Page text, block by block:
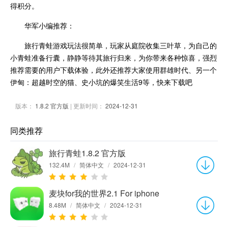
得积分。
华军小编推荐：
旅行青蛙游戏玩法很简单，玩家从庭院收集三叶草，为自己的
小青蛙准备行囊，静静等待其旅行归来，为你带来各种惊喜，强烈
推荐需要的用户下载体验，此外还推荐大家使用群雄时代、另一个
伊甸：超越时空的猫、史小坑的爆笑生活9等，快来下载吧
版本： 1.8.2 官方版 | 更新时间： 2024-12-31
同类推荐
旅行青蛙1.8.2 官方版
132.4M / 简体中文 / 2024-12-31
麦块for我的世界2.1 For iphone
8.48M / 简体中文 / 2024-12-31